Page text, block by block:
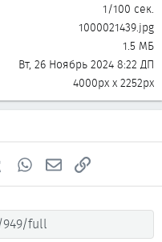
1/100 сек.
1000021439.jpg
1.5 МБ
Вт, 26 Ноябрь 2024 8:22 ДП
4000px x 2252px
Tumblr WhatsAppЭлектронная почта
Ссылка